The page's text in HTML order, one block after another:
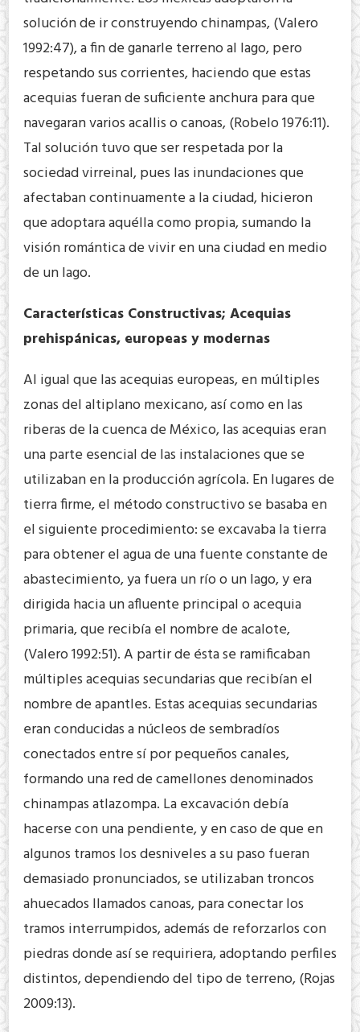
solución de ir construyendo chinampas, (Valero
1992:47), a fin de ganarle terreno al lago, pero
respetando sus corrientes, haciendo que estas
acequias fueran de suficiente anchura para que
navegaran varios acallis o canoas, (Robelo 1976:11).
Tal solución tuvo que ser respetada por la
sociedad virreinal, pues las inundaciones que
afectaban continuamente a la ciudad, hicieron
que adoptara aquélla como propia, sumando la
visión romántica de vivir en una ciudad en medio
de un lago.
Características Constructivas; Acequias
prehispánicas, europeas y modernas
Al igual que las acequias europeas, en múltiples
zonas del altiplano mexicano, así como en las
riberas de la cuenca de México, las acequias eran
una parte esencial de las instalaciones que se
utilizaban en la producción agrícola. En lugares de
tierra firme, el método constructivo se basaba en
el siguiente procedimiento: se excavaba la tierra
para obtener el agua de una fuente constante de
abastecimiento, ya fuera un río o un lago, y era
dirigida hacia un afluente principal o acequia
primaria, que recibía el nombre de acalote,
(Valero 1992:51). A partir de ésta se ramificaban
múltiples acequias secundarias que recibían el
nombre de apantles. Estas acequias secundarias
eran conducidas a núcleos de sembradíos
conectados entre sí por pequeños canales,
formando una red de camellones denominados
chinampas atlazompa. La excavación debía
hacerse con una pendiente, y en caso de que en
algunos tramos los desniveles a su paso fueran
demasiado pronunciados, se utilizaban troncos
ahuecados llamados canoas, para conectar los
tramos interrumpidos, además de reforzarlos con
piedras donde así se requiriera, adoptando perfiles
distintos, dependiendo del tipo de terreno, (Rojas
2009:13).